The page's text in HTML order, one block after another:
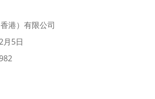
港）有限公司
月5日